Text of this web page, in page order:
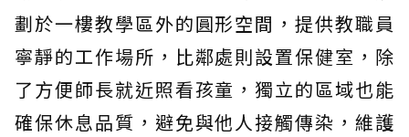
劃於一樓教學區外的圓形空間，提供教職員
寧靜的工作場所，比鄰處則設置保健室，除
了方便師長就近照看孩童，獨立的區域也能
確保休息品質，避免與他人接觸傳染，維護